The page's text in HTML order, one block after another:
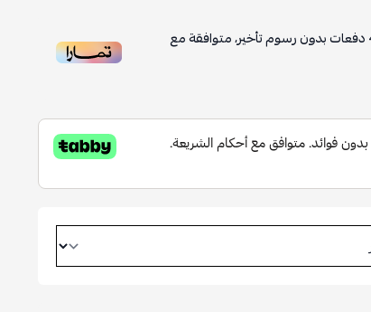
دفعات بدون رسوم تأخير، متوافقة مع